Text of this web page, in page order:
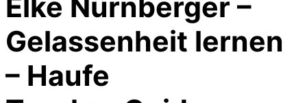
Elke Nürnberger –
Gelassenheit lernen
– Haufe